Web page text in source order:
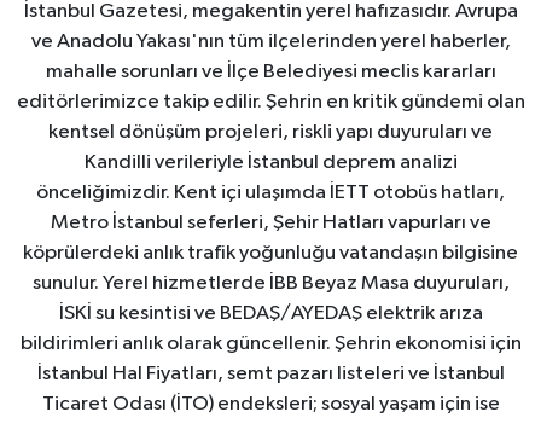
İstanbul Gazetesi, megakentin yerel hafızasıdır. Avrupa
ve Anadolu Yakası'nın tüm ilçelerinden yerel haberler,
mahalle sorunları ve İlçe Belediyesi meclis kararları
editörlerimizce takip edilir. Şehrin en kritik gündemi olan
kentsel dönüşüm projeleri, riskli yapı duyuruları ve
Kandilli verileriyle İstanbul deprem analizi
önceliğimizdir. Kent içi ulaşımda İETT otobüs hatları,
Metro İstanbul seferleri, Şehir Hatları vapurları ve
köprülerdeki anlık trafik yoğunluğu vatandaşın bilgisine
sunulur. Yerel hizmetlerde İBB Beyaz Masa duyuruları,
İSKİ su kesintisi ve BEDAŞ/AYEDAŞ elektrik arıza
bildirimleri anlık olarak güncellenir. Şehrin ekonomisi için
İstanbul Hal Fiyatları, semt pazarı listeleri ve İstanbul
Ticaret Odası (İTO) endeksleri; sosyal yaşam için ise